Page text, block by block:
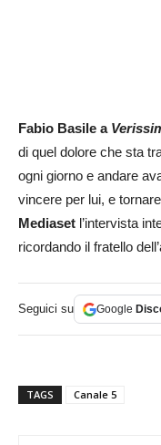
Fabio Basile a
di quel dolore che sta
ogni giorno e andare
vincere per lui, e
Mediaset l’intervista
ricordando il fratello
Seguici su Google
TAGS Canale 5